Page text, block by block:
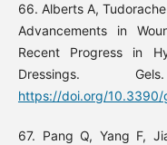
66. Alberts A,
Advancements in
Recent Progress in
Dressings.
https://doi.org/10.3390/
67. Pang Q, Yang F,